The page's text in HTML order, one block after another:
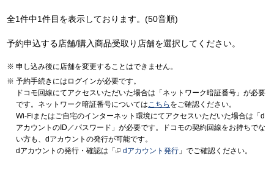
全1件中1件目を表示しております。(50音順)
予約申込する店舗/購入商品受取り店舗を選択してください。
申し込み後に店舗を変更することはできません。
予約手続きにはログインが必要です。
ドコモ回線にてアクセスいただいた場合は「ネットワーク暗証番号」が必要
です。ネットワーク暗証番号についてはこちら をご確認ください。
Wi-Fiまたはご自宅のインターネット環境にてアクセスいただいた場合は「d
アカウントのID／パスワード」が必要です。ドコモの契約回線をお持ちでな
い方も、dアカウントの発行が可能です。
dアカウントの発行・確認は「
dアカウント発行 」でご確認ください。